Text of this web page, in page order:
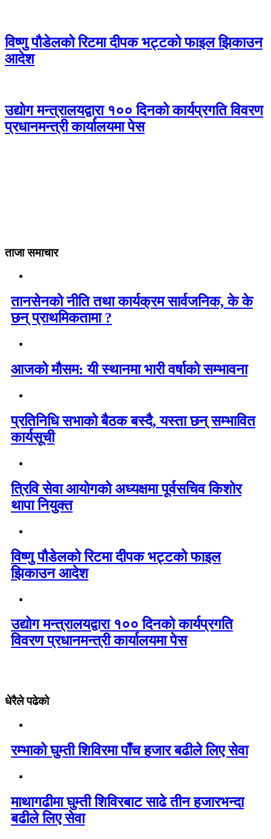
विष्णु पौडेलको रिटमा दीपक भट्टको फाइल झिकाउन
आदेश
उद्योग मन्त्रालयद्वारा १०० दिनको कार्यप्रगति विवरण
प्रधानमन्त्री कार्यालयमा पेस
ताजा समाचार
तानसेनको नीति तथा कार्यक्रम सार्वजनिक, के के
छन् प्राथमिकतामा ?
आजको मौसम: यी स्थानमा भारी वर्षाको सम्भावना
प्रतिनिधि सभाको बैठक बस्दै, यस्ता छन् सम्भावित
कार्यसूची
त्रिवि सेवा आयोगको अध्यक्षमा पूर्वसचिव किशोर
थापा नियुक्त
विष्णु पौडेलको रिटमा दीपक भट्टको फाइल
झिकाउन आदेश
उद्योग मन्त्रालयद्वारा १०० दिनको कार्यप्रगति
विवरण प्रधानमन्त्री कार्यालयमा पेस
धेरैले पढेको
रम्भाको घुम्ती शिविरमा पाँच हजार बढीले लिए सेवा
माथागढीमा घुम्ती शिविरबाट साढे तीन हजारभन्दा
बढीले लिए सेवा